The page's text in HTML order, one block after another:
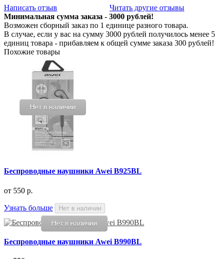
Написать отзыв
Читать другие отзывы
Минимальная сумма заказа - 3000 рублей!
Возможен сборный заказ по 1 единице разного товара.
В случае, если у вас на сумму 3000 рублей получилось менее 5
единиц товара - прибавляем к общей сумме заказа 300 рублей!
Похожие товары
Нет в наличии
Беспроводные наушники Awei B925BL
от 550 р.
Узнать больше Нет в наличии
Нет в наличии
Беспроводные наушники Awei B990BL